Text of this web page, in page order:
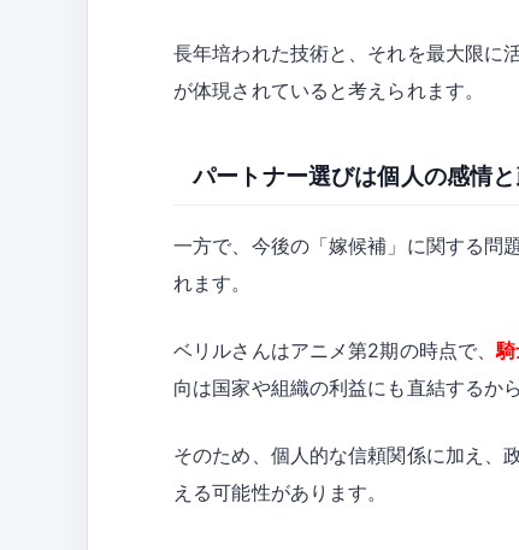
長年培われた技術と、それを最大限に
が体現されていると考えられます。
パートナー選びは個人の感情
一方で、今後の「嫁候補」に関する問
れます。
ベリルさんはアニメ第2期の時点で、
向は国家や組織の利益にも直結するから
そのため、個人的な信頼関係に加え、
える可能性があります。